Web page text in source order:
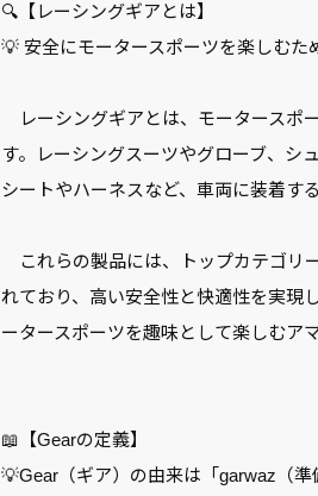
🔍【レーシングギアとは】
💡 安全にモータースポーツを楽しむた
レーシングギアとは、モータースポ
す。レーシングスーツやグローブ、シ
シートやハーネスなど、車両に装着
これらの製品には、トップカテゴリ
れており、高い安全性と快適性を実現
ータースポーツを趣味として楽しむア
📖【Gearの定義】
💡Gear（ギア）の由来は「garwaz（準